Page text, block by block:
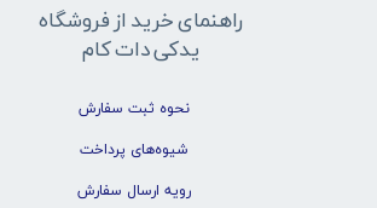
راهنمای خرید از فروشگاه
یدکی دات کام
نحوه ثبت سفارش
شیوه‌های پرداخت
رویه ارسال سفارش